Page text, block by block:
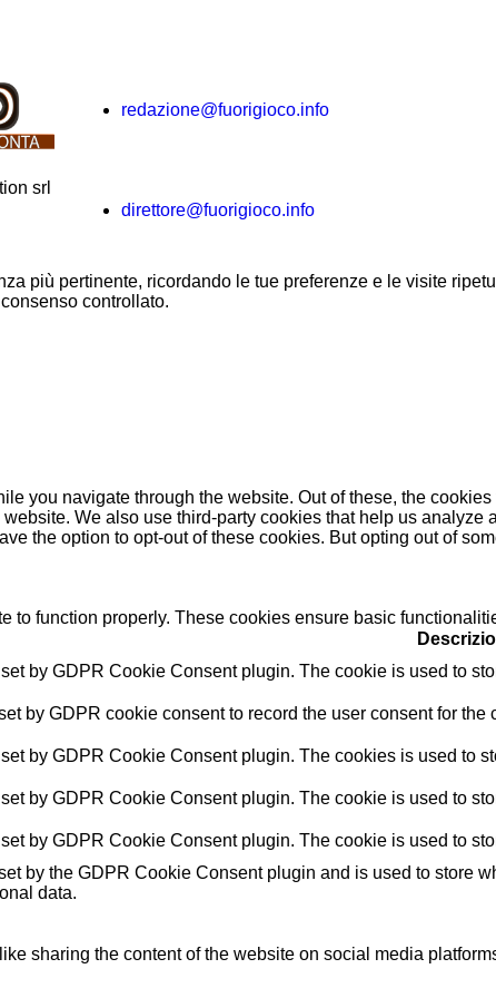
srl
redazione@fuorigioco.info
direttore@fuorigioco.info
più pertinente, ricordando le tue preferenze e le visite
controllato.
you navigate through the website. Out of these, the
We also use third-party cookies that help us
the option to opt-out of these cookies. But opting out of
to function properly. These cookies ensure basic
by GDPR Cookie Consent plugin. The cookie is used to
by GDPR cookie consent to record the user consent for
by GDPR Cookie Consent plugin. The cookies is used to
by GDPR Cookie Consent plugin. The cookie is used to
by GDPR Cookie Consent plugin. The cookie is used to
by the GDPR Cookie Consent plugin and is used to store
data.
sharing the content of the website on social media